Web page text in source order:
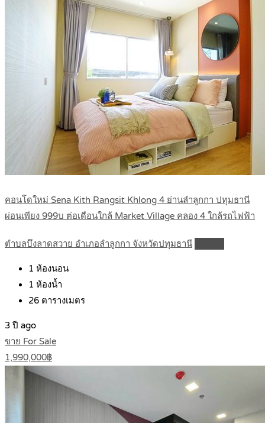
คอนโดใหม่ Sena Kith Rangsit Khlong 4 ย่านลำลูกกา ปทุมธานี
ผ่อนเพียง 999บ ต่อเดือนใกล้ Market Village คลอง 4 ใกล้รถไฟฟ้า
ตำบลบึงลาดสวาย อำเภอลำลูกกา จังหวัดปทุมธานี
1 ห้องนอน
1 ห้องน้ำ
26 ตารางเมตร
3 ปี ago
ขาย For Sale
1,990,000฿